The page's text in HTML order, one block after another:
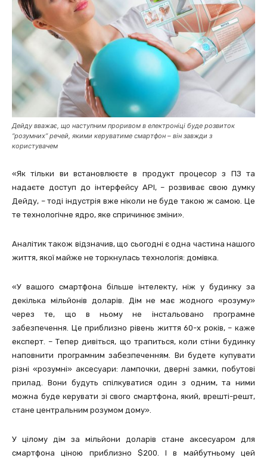
Дейду вважає, що наступним проривом в електроніці буде розвиток
“розумних” речей, якими керуватиме смартфон – він завжди з
користувачем
«Як тільки ви встановлюєте в продукт процесор з ПЗ та
надаєте доступ до інтерфейсу API, – розвиває свою думку
Дейду, – тоді індустрія вже ніколи не буде такою ж самою. Це
те технологічне ядро, яке спричинює зміни».
Аналітик також відзначив, що сьогодні є одна частина нашого
життя, якої майже не торкнулась технологія: домівка.
«У вашого смартфона більше інтелекту, ніж у будинку за
декілька мільйонів доларів. Дім не має жодного «розуму»
через те, що в ньому не інстальовано програмне
забезпечення. Це приблизно рівень життя 60-х років, – каже
експерт. – Тепер дивіться, що трапиться, коли стіни будинку
наповнити програмним забезпеченням. Ви будете купувати
різні «розумні» аксесуари: лампочки, дверні замки, побутові
прилад. Вони будуть спілкуватися один з одним, та ними
можна буде керувати зі свого смартфона, який, врешті-решт,
стане центральним розумом дому».
У цілому дім за мільйони доларів стане аксесуаром для
смартфона ціною приблизно $200. І в майбутньому цей